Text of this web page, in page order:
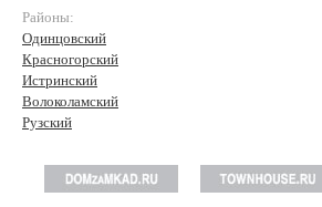
Районы:
Одинцовский
Красногорский
Истринский
Волоколамский
Рузский